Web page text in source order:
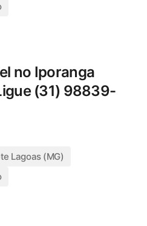
no Iporanga
(31) 98839-
Lagoas (MG)